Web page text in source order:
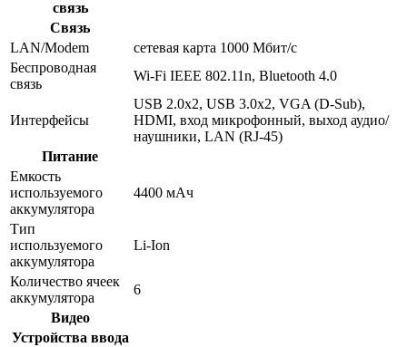
связь
Связь
LAN/Modem
сетевая карта 1000 Мбит/c
Беспроводная
связь
Wi-Fi IEEE 802.11n, Bluetooth 4.0
Интерфейсы
USB 2.0x2, USB 3.0x2, VGA (D-Sub),
HDMI, вход микрофонный, выход аудио/
наушники, LAN (RJ-45)
Питание
Емкость
используемого
аккумулятора
4400 мАч
Тип
используемого
аккумулятора
Li-Ion
Количество ячеек
аккумулятора
6
Видео
Устройства ввода